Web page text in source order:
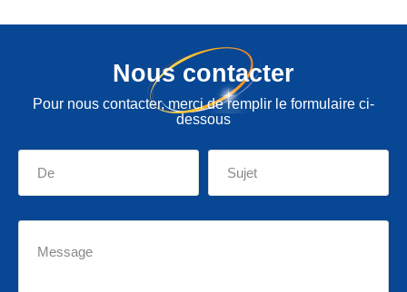
Nous contacter
Pour nous contacter, merci de remplir le formulaire ci-
dessous